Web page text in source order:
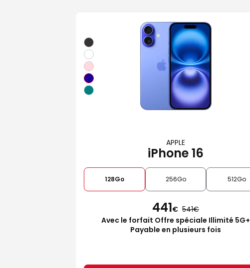
APPLE
iPhone 16
128Go 256Go 512Go
441€ 541
Avec le forfait Offre spéciale Illimité 5G+
Payable en plusieurs fois